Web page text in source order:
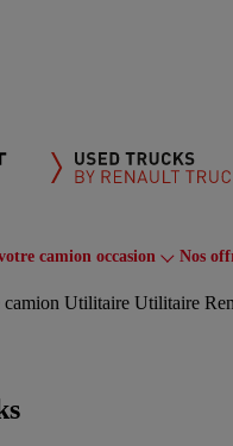
camion occasion Toggle
Nos
Utilitaire Utilitaire